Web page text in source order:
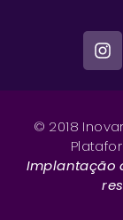
© 2018
Implantação